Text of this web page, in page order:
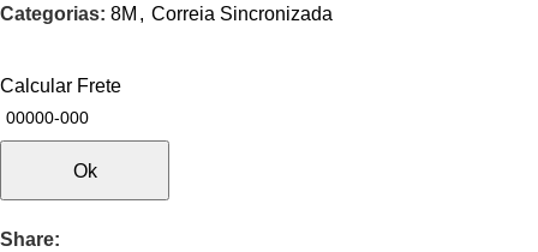
Categorias: 8M , Correia Sincronizada
Calcular Frete
Ok
Share: